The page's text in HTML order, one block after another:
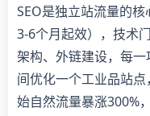
SEO是独立站流量的
3-6个月起效），技术
架构、外链建设，每
间优化一个工业品站
始自然流量暴涨